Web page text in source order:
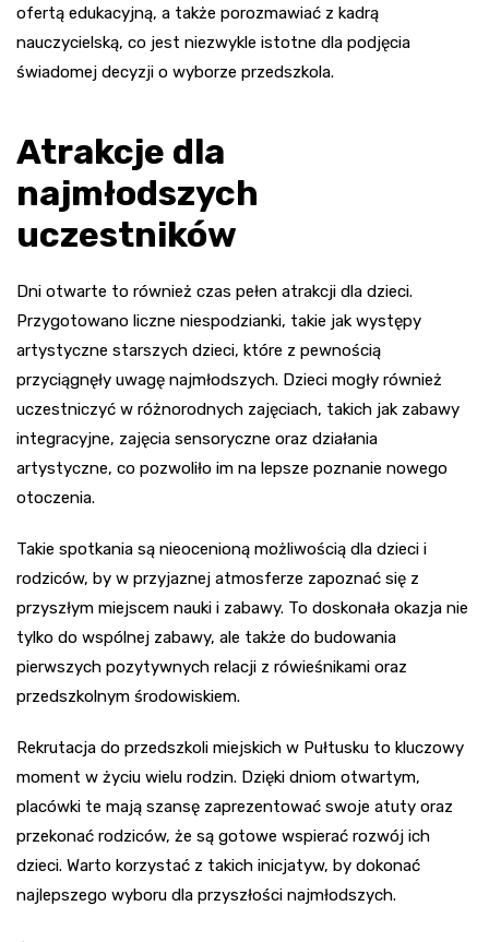
ofertą edukacyjną, a także porozmawiać z kadrą
nauczycielską, co jest niezwykle istotne dla podjęcia
świadomej decyzji o wyborze przedszkola.
Atrakcje dla
najmłodszych
uczestników
Dni otwarte to również czas pełen atrakcji dla dzieci.
Przygotowano liczne niespodzianki, takie jak występy
artystyczne starszych dzieci, które z pewnością
przyciągnęły uwagę najmłodszych. Dzieci mogły również
uczestniczyć w różnorodnych zajęciach, takich jak zabawy
integracyjne, zajęcia sensoryczne oraz działania
artystyczne, co pozwoliło im na lepsze poznanie nowego
otoczenia.
Takie spotkania są nieocenioną możliwością dla dzieci i
rodziców, by w przyjaznej atmosferze zapoznać się z
przyszłym miejscem nauki i zabawy. To doskonała okazja nie
tylko do wspólnej zabawy, ale także do budowania
pierwszych pozytywnych relacji z rówieśnikami oraz
przedszkolnym środowiskiem.
Rekrutacja do przedszkoli miejskich w Pułtusku to kluczowy
moment w życiu wielu rodzin. Dzięki dniom otwartym,
placówki te mają szansę zaprezentować swoje atuty oraz
przekonać rodziców, że są gotowe wspierać rozwój ich
dzieci. Warto korzystać z takich inicjatyw, by dokonać
najlepszego wyboru dla przyszłości najmłodszych.